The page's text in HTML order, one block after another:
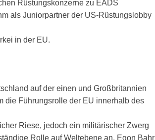
Rüstungskonzerne zu EADS
als Juniorpartner der US-Rüstungslobby
in der EU.
auf der einen und Großbritannien
die Führungsrolle der EU innerhalb des
Riese, jedoch ein militärischer Zwerg
Rolle auf Weltebene an. Egon Bahr